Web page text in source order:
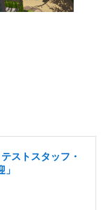
ストスタッフ・